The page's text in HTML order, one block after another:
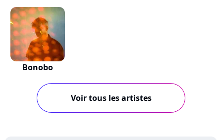
Bonobo
Voir tous les artistes